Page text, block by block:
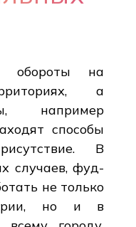
обороты на
а
например
способы
В
случаев, фуд-
не только
но и в